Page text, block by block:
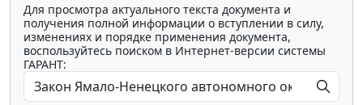
Для просмотра актуального текста документа и
получения полной информации о вступлении в силу,
изменениях и порядке применения документа,
воспользуйтесь поиском в Интернет-версии системы
ГАРАНТ: